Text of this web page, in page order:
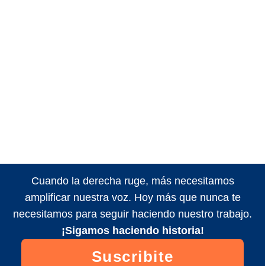
Cuando la derecha ruge, más necesitamos
amplificar nuestra voz. Hoy más que nunca te
necesitamos para seguir haciendo nuestro trabajo.
¡Sigamos haciendo historia!
Suscribite